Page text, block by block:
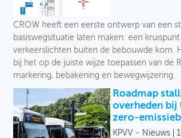
CROW heeft een eerste ontwerp van een
basiswegsituatie laten maken: een
verkeerslichten buiten de bebouwde kom.
bij het op de juiste wijze toepassen van de
markering, bebakening en bewegwijzering.
Roadmap
overheden bij
zero-
KPVV - Nieuws